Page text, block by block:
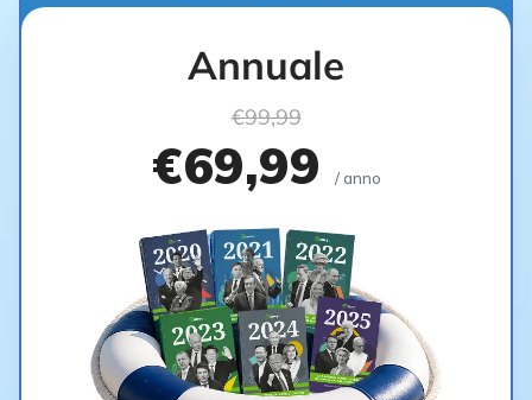
Annuale
€99,99
€69,99 / anno